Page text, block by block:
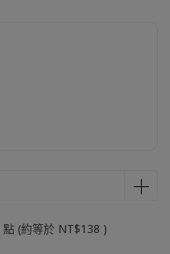
點 (約等於 NT$138 )